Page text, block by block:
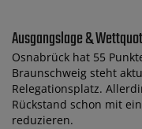
Ausgangslage &
Osnabrück hat 55
Braunschweig steht
Relegationsplatz.
Rückstand schon mit
reduzieren.